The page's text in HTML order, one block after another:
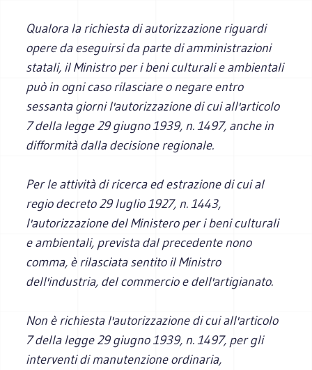
Qualora la richiesta di autorizzazione riguardi
opere da eseguirsi da parte di amministrazioni
statali, il Ministro per i beni culturali e ambientali
può in ogni caso rilasciare o negare entro
sessanta giorni l'autorizzazione di cui all'articolo
7 della legge 29 giugno 1939, n. 1497, anche in
difformità dalla decisione regionale.
Per le attività di ricerca ed estrazione di cui al
regio decreto 29 luglio 1927, n. 1443,
l'autorizzazione del Ministero per i beni culturali
e ambientali, prevista dal precedente nono
comma, è rilasciata sentito il Ministro
dell'industria, del commercio e dell'artigianato.
Non è richiesta l'autorizzazione di cui all'articolo
7 della legge 29 giugno 1939, n. 1497, per gli
interventi di manutenzione ordinaria,